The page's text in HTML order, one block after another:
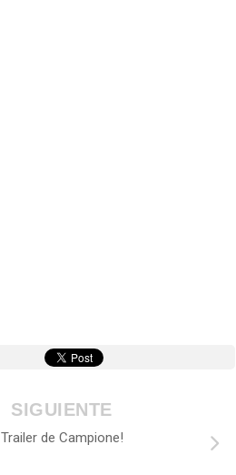
SIGUIENTE
Trailer de Campione!